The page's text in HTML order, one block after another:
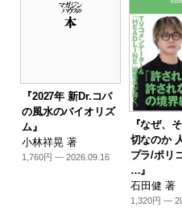
『2027年 新Dr.コパ
の風水のバイオリズ
ム』
小林祥晃 著
1,760円 — 2026.09.16
『なぜ、
切なのか
プラ/ポリ
…』
石田健 著
1,320円 —